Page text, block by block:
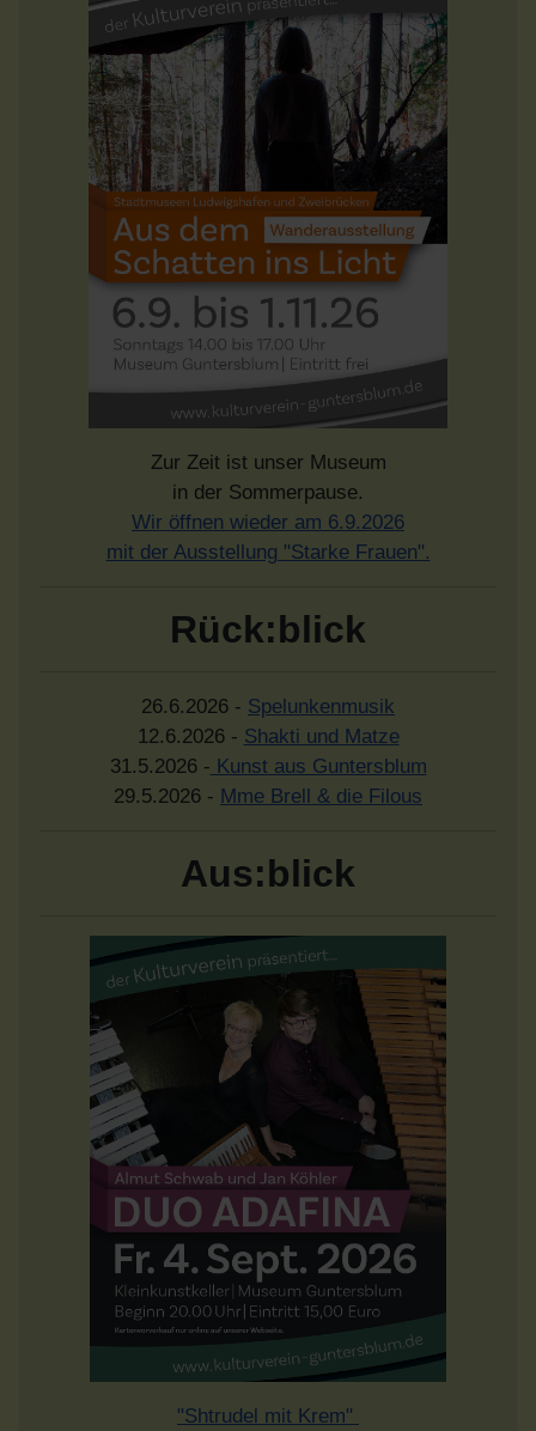
Zur Zeit ist unser Museum
in der Sommerpause.
Wir öffnen wieder am 6.9.2026
mit der Ausstellung "Starke Frauen".
Rück:blick
26.6.2026 - Spelunkenmusik
12.6.2026 - Shakti und Matze
31.5.2026 - Kunst aus Guntersblum
29.5.2026 - Mme Brell & die Filous
Aus:blick
"Shtrudel mit Krem"